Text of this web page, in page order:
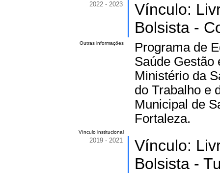
2022 - 2023
Vínculo:
Bolsista -
Outras informações
Programa de
Saúde Gestão
Ministério da
do Trabalho e
Municipal de
Fortaleza.
Vínculo institucional
2019 - 2021
Vínculo:
Bolsista -